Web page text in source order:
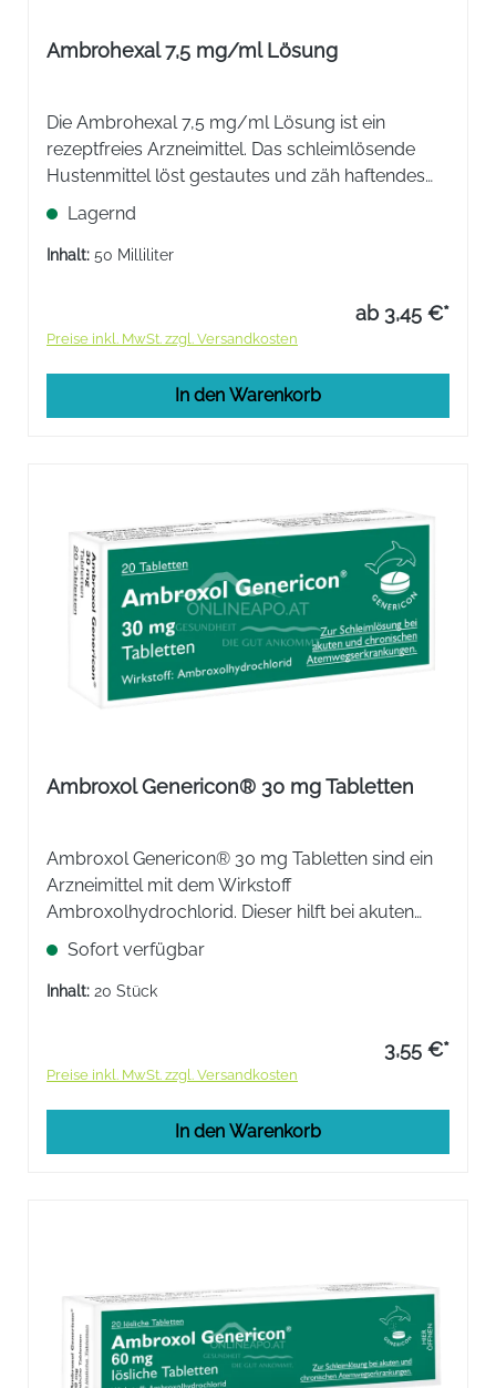
Ambrohexal 7,5 mg/ml Lösung
Die Ambrohexal 7,5 mg/ml Lösung ist ein
rezeptfreies Arzneimittel. Das schleimlösende
Hustenmittel löst gestautes und zäh haftendes
Sekret von der Bronchialwand und erleichtert
das Abhusten.
Lagernd
Inhalt: 50 Milliliter
ab 3,45 €*
Preise inkl. MwSt. zzgl. Versandkosten
In den Warenkorb
Ambroxol Genericon® 30 mg Tabletten
Ambroxol Genericon® 30 mg Tabletten sind ein
Arzneimittel mit dem Wirkstoff
Ambroxolhydrochlorid. Dieser hilft bei akuten
und chronischen Atemwegserkrankungen. Löst
gestautes und zäh haftendes Sekret von der
Bronchialwand und erleichtert das Abhusten.
Sofort verfügbar
Inhalt: 20 Stück
3,55 €*
Preise inkl. MwSt. zzgl. Versandkosten
In den Warenkorb